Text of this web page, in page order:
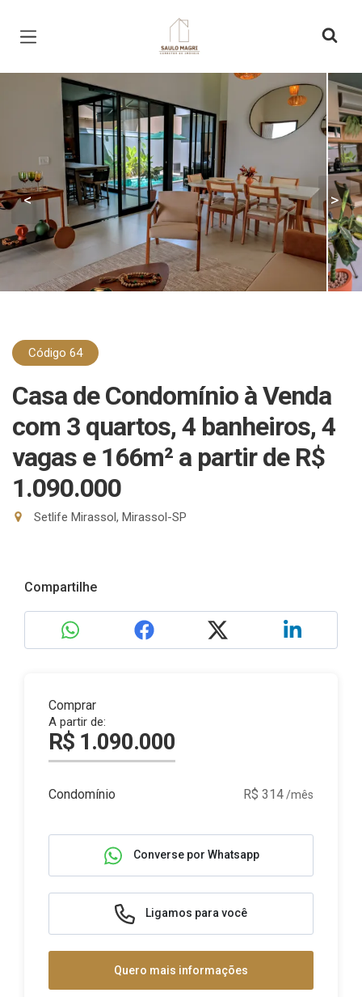
Página inicial
< >
Código 64
Casa de Condomínio à Venda
com 3 quartos, 4 banheiros, 4
vagas e 166m² a partir de R$
1.090.000
Setlife Mirassol, Mirassol-SP
Compartilhe
Comprar
A partir de:
R$ 1.090.000
Condomínio R$ 314/mês
Converse por Whatsapp
Ligamos para você
Quero mais informações